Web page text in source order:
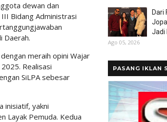
dewan dan
Bidang Administrasi
Daerah.
meraih opini Wajar
Realisasi
SiLPA sebesar
inisiatif, yakni
Layak Pemuda. Kedua
Dari
Jadi
Ago 05, 2026
PASANG IKLAN